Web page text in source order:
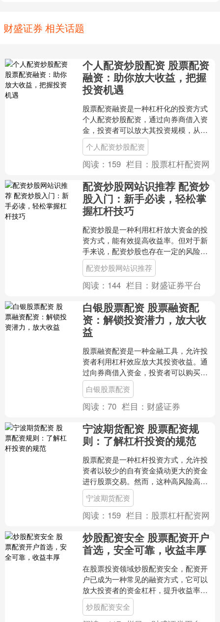
财盛证券 相关话题
个人配资炒股配资 股票配资
融资：助你放大收益，把握
投资机遇
股票配资融资是一种杠杆化的投资方式
个人配资炒股配资，通过向券商借入资
金，投资者可以放大其投资规模，从而
获得更高的收益。 此外，股票配资平台
网还可以帮助投资者降低....
个人配资炒股配资
阅读： 159 栏目： 股票杠杆配资网
配资炒股网站识推荐 配资炒
股入门：新手必读，轻松掌
握杠杆技巧
配资炒股是一种利用杠杆放大资金的投
资方式，能有效提高收益率。但对于新
手来说，配资炒股也存在一定的风险。
因此，在进行配资炒股之前，新手需要
掌握以下技巧： 通过阅读....
配资炒股网站识推荐
阅读： 144 栏目： 财盛证券平台
白银股票配资 股票融资配
资：解锁投资潜力，放大收
益
股票融资配资是一种金融工具，允许投
资者利用杠杆效应放大其投资收益。通
过向券商借入资金，投资者可以购买更
多股票，从而增加其投资组合的潜在收
益。 * 确定可用于投资....
白银股票配资
阅读：70 栏目： 财盛证券
宁波期货配资 股票配资规
则：了解杠杆投资的规范
股票配资是一种杠杆投资方式，允许投
资者以较少的自有资金撬动更大的资金
进行股票交易。然而，这种高风险高收
益的投资方式也受到严格的监管。 资深
炒股配资门户与多家正规....
宁波期货配资
阅读： 159 栏目： 股票杠杆配资网
炒股配资安全 股票配资开户
首选，安全可靠，收益丰厚
在股票投资领域炒股配资安全，配资开
户已成为一种常见的融资方式，它可以
放大投资者的资金杠杆，提升收益率。
然而，选择一家安全可靠的配资平台至
关重要。 在线股票配资是....
炒股配资安全